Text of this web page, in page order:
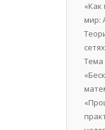
мир:
сетях
Тема